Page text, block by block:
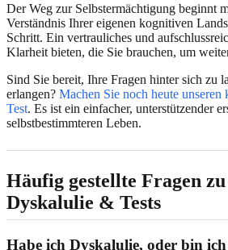
Der Weg zur Selbstermächtigung beginnt
Verständnis Ihrer eigenen kognitiven
Schritt. Ein vertrauliches und
Klarheit bieten, die Sie brauchen, um
Sind Sie bereit, Ihre Fragen hinter sich zu
erlangen? Machen Sie noch heute
Test. Es ist ein einfacher, unterstützender
selbstbestimmteren Leben.
Häufig gestellte Fragen
Dyskalulie & Tests
Habe ich Dyskalulie, oder bin